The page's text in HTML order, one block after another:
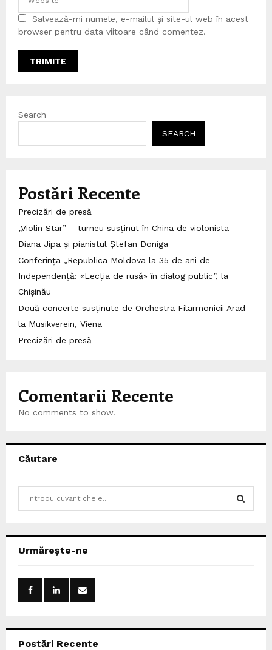
Salvează-mi numele, e-mailul și site-ul web în acest
browser pentru data viitoare când comentez.
Search
SEARCH
Postări Recente
Precizări de presă
„Violin Star” – turneu susținut în China de violonista
Diana Jipa și pianistul Ștefan Doniga
Conferința „Republica Moldova la 35 de ani de
Independență: «Lecția de rusă» în dialog public”, la
Chișinău
Două concerte susținute de Orchestra Filarmonicii Arad
la Musikverein, Viena
Precizări de presă
Comentarii Recente
No comments to show.
Căutare
h
Urmărește-ne
Postări Recente